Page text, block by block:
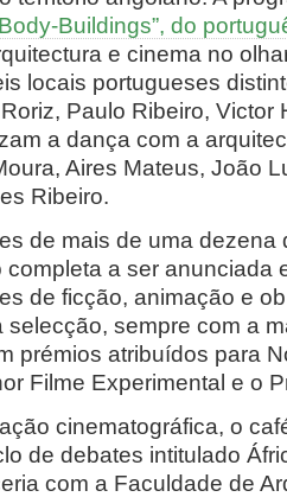
Body-Buildings”, do
e cinema no
locais portugueses
Paulo Ribeiro, Victor
a dança com a
Aires Mateus, João
Ribeiro.
de mais de uma dezena
a ser anunciada
de ficção, animação e
sempre com a
prémios atribuídos para
Filme Experimental e o
cinematográfica, o
de debates intitulado
com a Faculdade de